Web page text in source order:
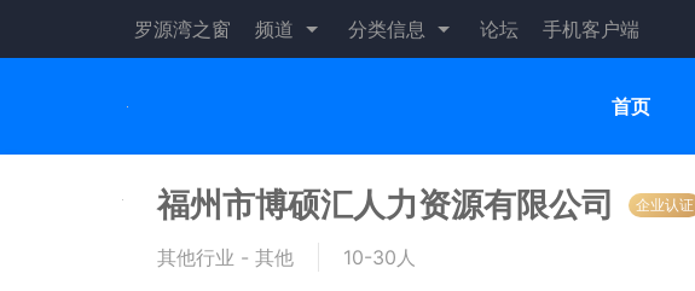
罗源湾之窗 频道 分类信息 论坛 手机客户端
首页
福州市博硕汇人力资源有限公司 企业认证
其他行业 - 其他 10-30人